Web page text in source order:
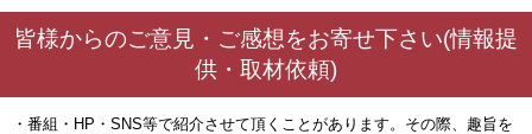
皆様からのご意見・ご感想をお寄せ下さい(情報提
供・取材依頼)
・番組・HP・SNS等で紹介させて頂くことがあります。その際、趣旨を